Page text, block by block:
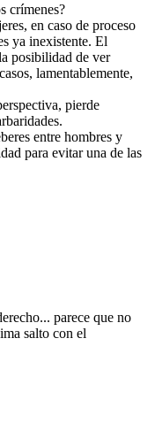
crímenes?
en caso de proceso
ya inexistente. El
posibilidad de ver
lamentablemente,
pierde
entre hombres y
para evitar una de las
parece que no
salto con el